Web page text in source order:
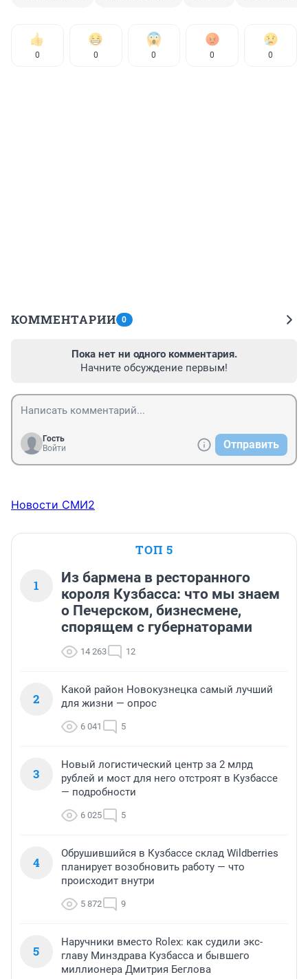
0 0 0 0 0
КОММЕНТАРИИ 0
Пока нет ни одного комментария.
Начните обсуждение первым!
Гость
Войти
Отправить
Новости СМИ2
ТОП 5
1
Из бармена в ресторанного
короля Кузбасса: что мы знаем
о Печерском, бизнесмене,
спорящем с губернаторами
14 263 12
2
Какой район Новокузнецка самый лучший
для жизни — опрос
6 041 5
3
Новый логистический центр за 2 млрд
рублей и мост для него отстроят в Кузбассе
— подробности
6 025 5
4
Обрушившийся в Кузбассе склад Wildberries
планирует возобновить работу — что
происходит внутри
5 872 9
5
Наручники вместо Rolex: как судили экс-
главу Минздрава Кузбасса и бывшего
миллионера Дмитрия Беглова